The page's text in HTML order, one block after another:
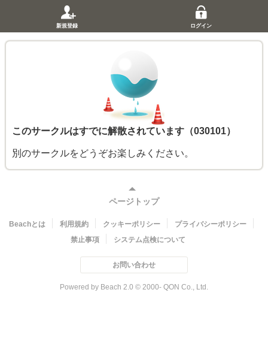
新規登録 ログイン
このサークルはすでに解散されています（030101）
別のサークルをどうぞお楽しみください。
ページトップ
Beachとは 利用規約 クッキーポリシー
プライバシーポリシー
禁止事項
システム点検について
お問い合わせ
Powered by Beach 2.0 © 2000- QON Co., Ltd.